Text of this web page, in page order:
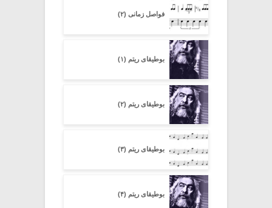
فواصل زمانی (۲)
بوطیقای ریتم (۱)
بوطیقای ریتم (۲)
بوطیقای ریتم (۳)
بوطیقای ریتم (۴)